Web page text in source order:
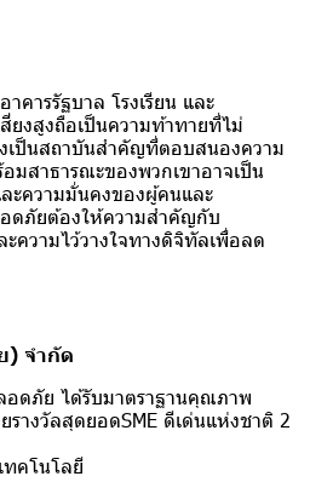
คารรัฐบาล โรงเรียน และ
ยงสูงถือเป็นความท้าทายที่ไม่
เป็นสถาบันสำคัญที่ตอบสนองความ
มสาธารณะของพวกเขาอาจเป็น
ะความมั่นคงของผู้คนและ
ดภัยต้องให้ความสำคัญกับ
ความไว้วางใจทางดิจิทัลเพื่อลด
) จำกัด
อดภัย ได้รับมาตราฐานคุณภาพ
างวัลสุดยอดSME ดีเด่นแห่งชาติ 2
คโนโลยี